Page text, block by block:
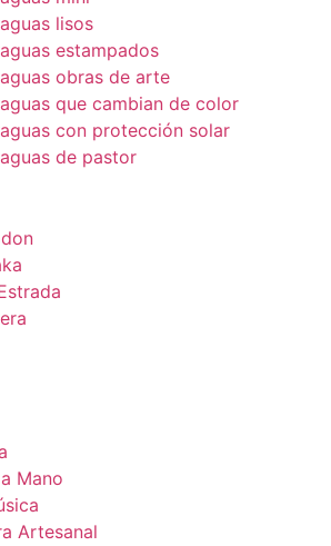
lisos
estampados
obras de arte
que cambian de color
con protección solar
de pastor
Mano
Artesanal